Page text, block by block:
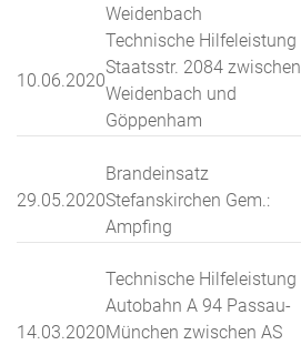
Weidenbach
10.06.2020
Technische Hilfeleistung
Staatsstr. 2084 zwischen
Weidenbach und
Göppenham
29.05.2020
Brandeinsatz
Stefanskirchen Gem.:
Ampfing
14.03.2020
Technische Hilfeleistung
Autobahn A 94 Passau-
München zwischen AS